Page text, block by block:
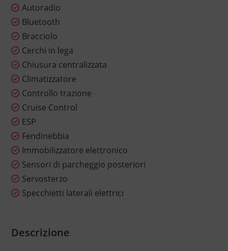
Autoradio
Bluetooth
Bracciolo
Cerchi in lega
Chiusura centralizzata
Climatizzatore
Controllo trazione
Cruise Control
ESP
Fendinebbia
Immobilizzatore elettronico
Sensori di parcheggio posteriori
Servosterzo
Specchietti laterali elettrici
Descrizione